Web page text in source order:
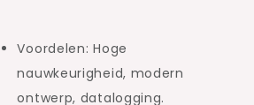
Voordelen: Hoge
nauwkeurigheid, modern
ontwerp, datalogging.